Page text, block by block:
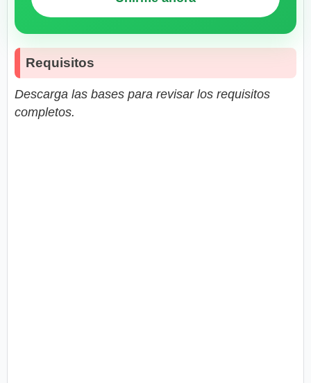
Requisitos
Descarga las bases para revisar los requisitos
completos.